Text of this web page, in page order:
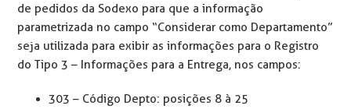
de pedidos da Sodexo para que a informação
parametrizada no campo “Considerar como Departamento”
seja utilizada para exibir as informações para o Registro
do Tipo 3 – Informações para a Entrega, nos campos:
303 – Código Depto: posições 8 à 25